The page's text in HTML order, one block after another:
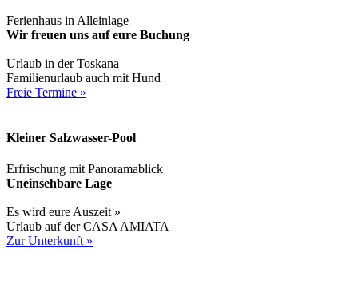
Ferienhaus in Alleinlage
Wir freuen uns auf eure Buchung
Urlaub in der Toskana
Familienurlaub auch mit Hund
Freie Termine »
Kleiner Salzwasser-Pool
Erfrischung mit Panoramablick
Uneinsehbare Lage
Es wird eure Auszeit »
Urlaub auf der CASA AMIATA
Zur Unterkunft »